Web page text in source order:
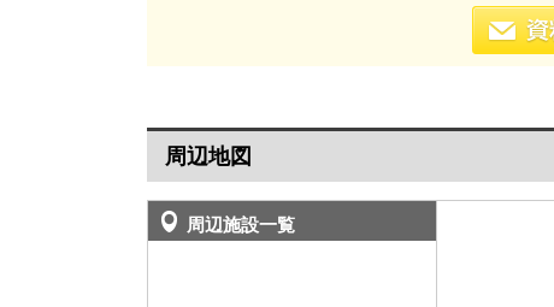
周辺地図
周辺施設一覧